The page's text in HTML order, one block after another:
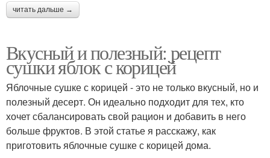
читать дальше →
Вкусный и полезный: рецепт
сушки яблок с корицей
Яблочные сушке с корицей - это не только вкусный, но и
полезный десерт. Он идеально подходит для тех, кто
хочет сбалансировать свой рацион и добавить в него
больше фруктов. В этой статье я расскажу, как
приготовить яблочные сушке с корицей дома.